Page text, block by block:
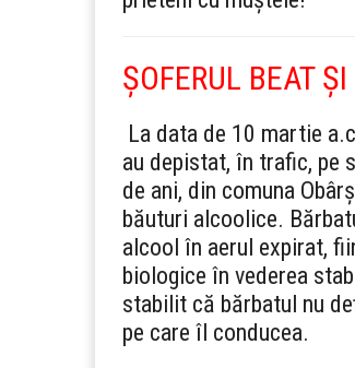
ȘOFERUL BEAT
La data de 10 martie
au depistat, în trafic, pe
de ani, din comuna
băuturi alcoolice.
alcool în aerul expirat,
biologice în vederea
stabilit că bărbatul nu
pe care îl conducea.